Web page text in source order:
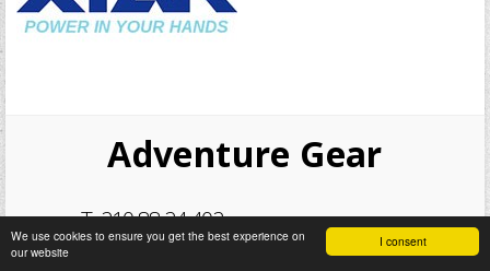
I consent
We use cookies to ensure you get the best experience on
our website
Adventure Gear
T. 210 88 24 402